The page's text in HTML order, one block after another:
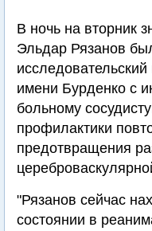
В ночь на вторник
Эльдар Рязанов
исследовательский
имени Бурденко с
больному
профилактики
предотвращения
"Рязанов сейчас
состоянии в